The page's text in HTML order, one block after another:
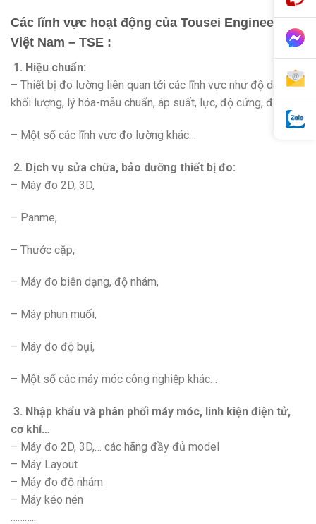
Các lĩnh vực hoạt động của Tousei Engineering
Việt Nam – TSE :
1. Hiệu chuẩn:
– Thiết bị đo lường liên quan tới các lĩnh vực như độ dài,
khối lượng, lý hóa-mẫu chuẩn, áp suất, lực, độ cứng, điện
– Một số các lĩnh vực đo lường khác…
2. Dịch vụ sửa chữa, bảo dưỡng thiết bị đo:
– Máy đo 2D, 3D,
– Panme,
– Thước cặp,
– Máy đo biên dạng, độ nhám,
– Máy phun muối,
– Máy đo độ bụi,
– Một số các máy móc công nghiệp khác…
3. Nhập khẩu và phân phối máy móc, linh kiện điện tử,
cơ khí…
– Máy đo 2D, 3D,… các hãng đầy đủ model
– Máy Layout
– Máy đo độ nhám
– Máy kéo nén